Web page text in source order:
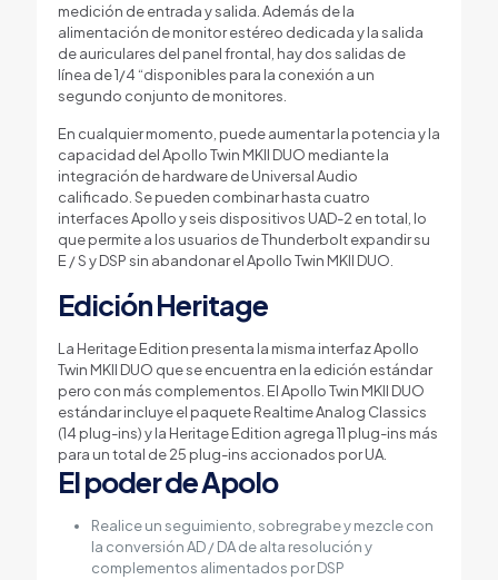
medición de entrada y salida. Además de la
alimentación de monitor estéreo dedicada y la salida
de auriculares del panel frontal, hay dos salidas de
línea de 1/4 “disponibles para la conexión a un
segundo conjunto de monitores.
En cualquier momento, puede aumentar la potencia y la
capacidad del Apollo Twin MKII DUO mediante la
integración de hardware de Universal Audio
calificado. Se pueden combinar hasta cuatro
interfaces Apollo y seis dispositivos UAD-2 en total, lo
que permite a los usuarios de Thunderbolt expandir su
E / S y DSP sin abandonar el Apollo Twin MKII DUO.
Edición Heritage
La Heritage Edition presenta la misma interfaz Apollo
Twin MKII DUO que se encuentra en la edición estándar
pero con más complementos. El Apollo Twin MKII DUO
estándar incluye el paquete Realtime Analog Classics
(14 plug-ins) y la Heritage Edition agrega 11 plug-ins más
para un total de 25 plug-ins accionados por UA.
El poder de Apolo
Realice un seguimiento, sobregrabe y mezcle con
la conversión AD / DA de alta resolución y
complementos alimentados por DSP